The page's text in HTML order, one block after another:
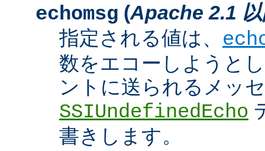
echomsg (Apache 2.1
指定される値は、
数をエコーしようと
ントに送られるメッ
SSIUndefinedEcho
書きします。